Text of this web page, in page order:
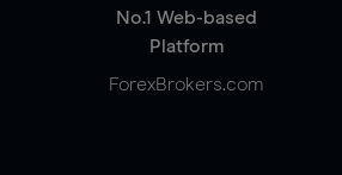
No.1 Web-based
Platform
ForexBrokers.com